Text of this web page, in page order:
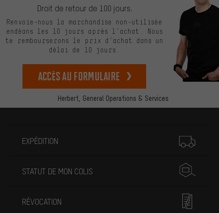
Herbert, General Operations & Services
Droit de retour de 100 jours.
Renvoie-nous la marchandise non-utilisée
endéans les 10 jours après l’achat. Nous
te rembourserons le prix d’achat dans un
délai de 10 jours.
Accès au formulaire
EXPÉDITION
STATUT DE MON COLIS
RÉVOCATION